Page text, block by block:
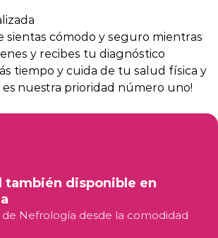
sientas cómodo y seguro mientras
y recibes tu diagnóstico
tiempo y cuida de tu salud física y
es nuestra prioridad número uno!
también disponible en
Nefrología desde la comodidad